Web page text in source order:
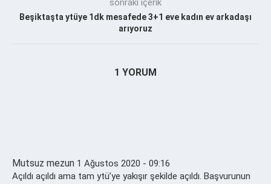
sonraki içerik
Beşiktaşta ytüye 1dk mesafede 3+1 eve kadın ev arkadaşı
arıyoruz
1 YORUM
Mutsuz mezun 1 Ağustos 2020 - 09:16
Açıldı açıldı ama tam ytü’ye yakışır şekilde açıldı. Başvurunun